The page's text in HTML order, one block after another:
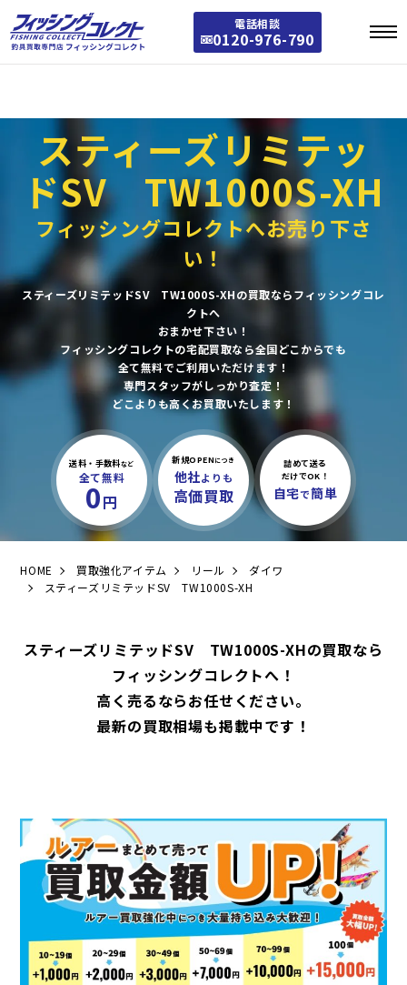
電話相談
0120-976-790
Warning : Array to string conversion in /home/stst0811/fishing-collect.jp/public_
html/fishing/wp-includes/taxonomy.php on line3772
Warning: Array to string conversion in /home/stst0811/fishing-collect.jp/public_
html/fishing/wp-includes/category-template.phpon line1301
スティーズリミテッ
ドSV TW1000S-XH
フィッシングコレクトへお売り下さ
い！
スティーズリミテッドSV TW1000S-XHの買取ならフィッシングコレ
クトへ
おまかせ下さい！
フィッシングコレクトの宅配買取なら全国どこからでも
全て無料でご利用いただけます！
専門スタッフがしっかり査定！
どこよりも高くお買取いたします！
送料・手数料など
全て無料
0円
新規OPEN につき
他社よりも
高価買取
詰めて送る
だけでOK！
自宅で簡単
HOME 買取強化アイテム リール
ダイワ
スティーズリミテッドSV TW1000S-XH
スティーズリミテッドSV TW1000S-XHの買取なら
フィッシングコレクトへ！
高く売るならお任せください。
最新の買取相場も掲載中です！